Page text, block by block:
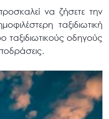
να ζήσετε την
ταξιδιωτική
ταξιδιωτικούς οδηγούς